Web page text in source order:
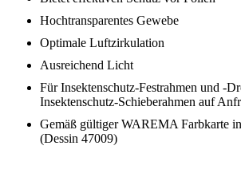
Hochtransparentes Gewebe
Optimale Luftzirkulation
Ausreichend Licht
Für Insektenschutz-Festrahmen und -
Insektenschutz-Schieberahmen auf
Gemäß gültiger WAREMA Farbkarte
(Dessin 47009)